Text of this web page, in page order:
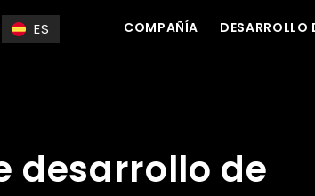
ES COMPAÑÍA DESARROLLO
desarrollo de